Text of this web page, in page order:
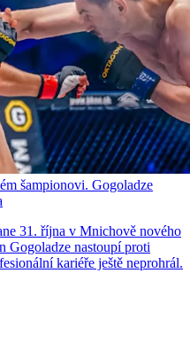
šampionovi. Gogoladze
31. října v Mnichově nového
Gogoladze nastoupí proti
kariéře ještě neprohrál.